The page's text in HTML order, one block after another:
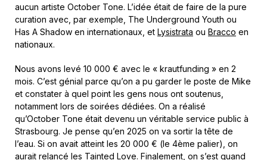
aucun artiste October Tone. L’idée était de faire de la pure
curation avec, par exemple, The Underground Youth ou
Has A Shadow en internationaux, et Lysistrata ou Bracco en
nationaux.
Nous avons levé 10 000 € avec le « krautfunding » en 2
mois. C’est génial parce qu’on a pu garder le poste de Mike
et constater à quel point les gens nous ont soutenus,
notamment lors de soirées dédiées. On a réalisé
qu’October Tone était devenu un véritable service public à
Strasbourg. Je pense qu’en 2025 on va sortir la tête de
l’eau. Si on avait atteint les 20 000 € (le 4ème palier), on
aurait relancé les Tainted Love. Finalement, on s’est quand